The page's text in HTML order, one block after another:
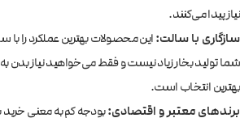
نیاز پیدا می‌کنند.
سازگاری با سالت:این محصولات بهترین عملکرد را با
شما تولید بخار زیاد نیست و فقط می‌خواهید نیاز بدن به
بهترین انتخاب است.
برندهای معتبر و اقتصادی:بودجه کم به معنی خرید